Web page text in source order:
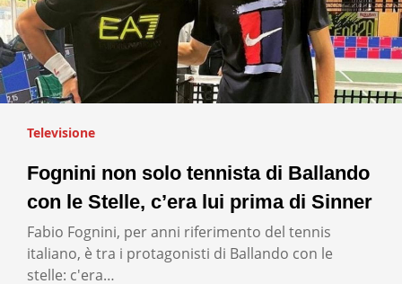
Televisione
Fognini non solo tennista di Ballando
con le Stelle, c’era lui prima di Sinner
Fabio Fognini, per anni riferimento del tennis
italiano, è tra i protagonisti di Ballando con le
stelle: c'era…